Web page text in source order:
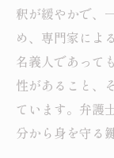
釈が緩やかで、
め、専門家によ
名義人であって
性があること、
ています。弁護
分から身を守る